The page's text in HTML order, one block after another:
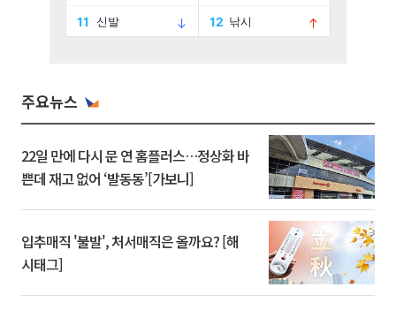
주요뉴스
22일 만에 다시 문 연 홈플러스…정상화 바
쁜데 재고 없어 ‘발동동’[가보니]
입추매직 '불발', 처서매직은 올까요? [해
시태그]